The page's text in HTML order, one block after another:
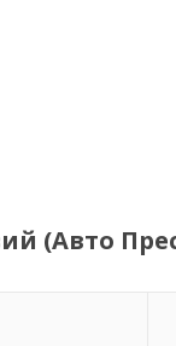
(Авто